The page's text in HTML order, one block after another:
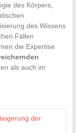
des Körpers,
des Wissens
Fällen
die Expertise
als auch im
der